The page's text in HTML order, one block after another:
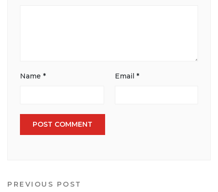
Name * Email *
PREVIOUS POST